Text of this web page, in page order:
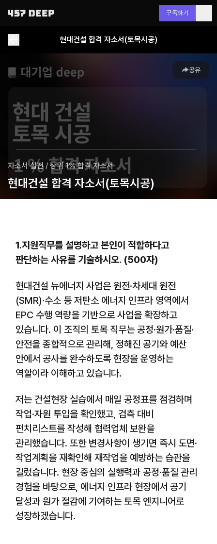
구독하기
현대건설 합격 자소서(토목시공)
공유
자소서 실전/ 상위 1% 합격 자소서
현대건설 합격 자소서(토목시공)
1.지원직무를 설명하고 본인이 적합하다고
판단하는 사유를 기술하시오. (500자)
현대건설 뉴에너지 사업은 원전·차세대 원전
(SMR)·수소 등 저탄소 에너지 인프라 영역에서
EPC 수행 역량을 기반으로 사업을 확장하고
있습니다. 이 조직의 토목 직무는 공정·원가·품질·
안전을 종합적으로 관리해, 정해진 공기와 예산
안에서 공사를 완수하도록 현장을 운영하는
역할이라 이해하고 있습니다.
저는 건설현장 실습에서 매일 공정표를 점검하며
작업·자원 투입을 확인했고, 검측 대비
펀치리스트를 작성해 협력업체 보완을
관리했습니다. 또한 변경사항이 생기면 즉시 도면·
작업계획을 재확인해 재작업을 예방하는 습관을
길렀습니다. 현장 중심의 실행력과 공정·품질 관리
경험을 바탕으로, 에너지 인프라 현장에서 공기
달성과 원가 절감에 기여하는 토목 엔지니어로
성장하겠습니다.